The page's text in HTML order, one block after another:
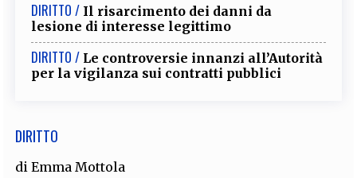
SOCIAL MEDIA
DIRITTO / Il risarcimento dei danni da
lesione di interesse legittimo
DIRITTO / Le controversie innanzi all’Autorità
per la vigilanza sui contratti pubblici
DIRITTO
diEmma Mottola